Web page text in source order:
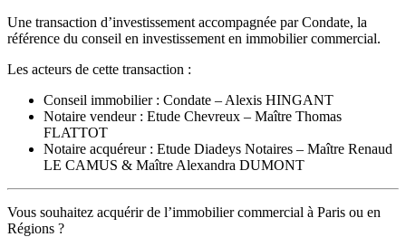
Une transaction d’investissement accompagnée par Condate, la
référence du conseil en investissement en immobilier commercial.
Les acteurs de cette transaction :
Conseil immobilier : Condate – Alexis HINGANT
Notaire vendeur : Etude Chevreux – Maître Thomas
FLATTOT
Notaire acquéreur : Etude Diadeys Notaires – Maître Renaud
LE CAMUS & Maître Alexandra DUMONT
Vous souhaitez acquérir de l’immobilier commercial à Paris ou en
Régions ?